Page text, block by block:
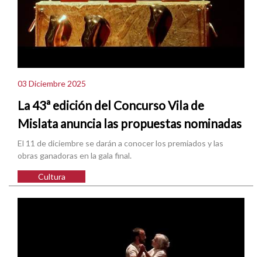
03 Diciembre 2025
La 43ª edición del Concurso Vila de
Mislata anuncia las propuestas nominadas
El 11 de diciembre se darán a conocer los premiados y las
obras ganadoras en la gala final.
Cultura